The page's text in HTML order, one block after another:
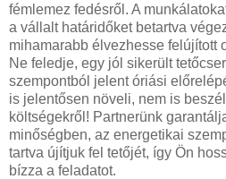
fémlemez fedésről. A
a vállalt határidőket betartva
mihamarabb élvezhesse felújított
Ne feledje, egy jól sikerült
szempontból jelent óriási
is jelentősen növeli, nem is
költségekről! Partnerünk
minőségben, az energetikai
tartva újítjuk fel tetőjét, így Ön
bízza a feladatot.